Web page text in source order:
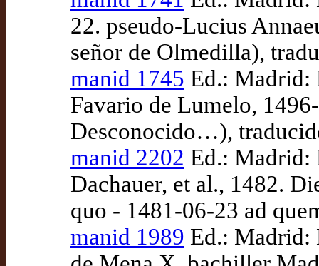
22. pseudo-Lucius
señor de Olmedilla),
manid 1745 Ed.: Madrid:
Favario de Lumelo,
Desconocido…),
manid 2202 Ed.: Madrid:
Dachauer, et al., 1482.
quo - 1481-06-23 ad
manid 1989 Ed.: Madrid: